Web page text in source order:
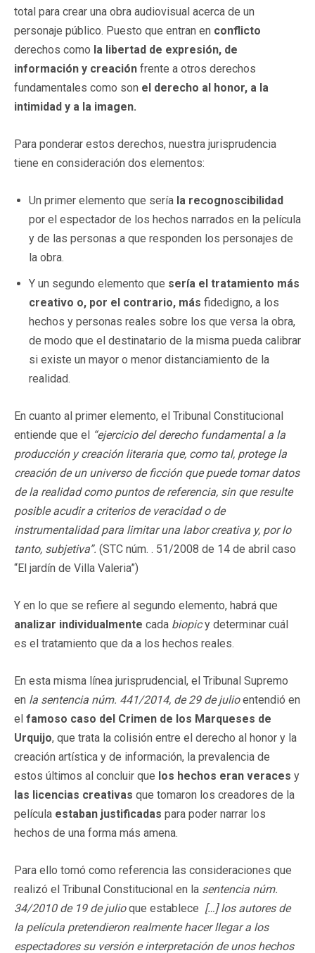
total para crear una obra audiovisual acerca de un
personaje público. Puesto que entran en conflicto
derechos como la libertad de expresión, de
información y creación frente a otros derechos
fundamentales como son el derecho al honor, a la
intimidad y a la imagen.
Para ponderar estos derechos, nuestra jurisprudencia
tiene en consideración dos elementos:
Un primer elemento que sería la recognoscibilidad
por el espectador de los hechos narrados en la película
y de las personas a que responden los personajes de
la obra.
Y un segundo elemento que sería el tratamiento más
creativo o, por el contrario, más fidedigno, a los
hechos y personas reales sobre los que versa la obra,
de modo que el destinatario de la misma pueda calibrar
si existe un mayor o menor distanciamiento de la
realidad.
En cuanto al primer elemento, el Tribunal Constitucional
entiende que el “ejercicio del derecho fundamental a la
producción y creación literaria que, como tal, protege la
creación de un universo de ficción que puede tomar datos
de la realidad como puntos de referencia, sin que resulte
posible acudir a criterios de veracidad o de
instrumentalidad para limitar una labor creativa y, por lo
tanto, subjetiva”. (STC núm. . 51/2008 de 14 de abril caso
“El jardín de Villa Valeria”)
Y en lo que se refiere al segundo elemento, habrá que
analizar individualmente cada biopicy determinar cuál
es el tratamiento que da a los hechos reales.
En esta misma línea jurisprudencial, el Tribunal Supremo
en la sentencia núm. 441/2014, de 29 de julioentendió en
el famoso caso del Crimen de los Marqueses de
Urquijo, que trata la colisión entre el derecho al honor y la
creación artística y de información, la prevalencia de
estos últimos al concluir que los hechos eran veraces y
las licencias creativas que tomaron los creadores de la
película estaban justificadas para poder narrar los
hechos de una forma más amena.
Para ello tomó como referencia las consideraciones que
realizó el Tribunal Constitucional en la sentencia núm.
34/2010 de 19 de julioque establece […] los autores de
la película pretendieron realmente hacer llegar a los
espectadores su versión e interpretación de unos hechos